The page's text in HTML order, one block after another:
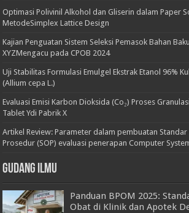
Optimasi Polivinil Alkohol dan Gliserin dalam Paper
MetodeSimplex Lattice Design
Kajian Penguatan Sistem Seleksi Pemasok Bahan
XYZMengacu pada CPOB 2024
Uji Stabilitas Formulasi Emulgel Ekstrak Etanol 96%
(Allium cepa L.)
Evaluasi Emisi Karbon Dioksida (Co₂) Proses
Tablet Ydi Pabrik X
Artikel Review: Parameter dalam pembuatan
Prosedur (SOP) evaluasi penerapan Computer
Gudang Ilmu
Panduan BPOM 2025:
Obat di Klinik dan Apotek